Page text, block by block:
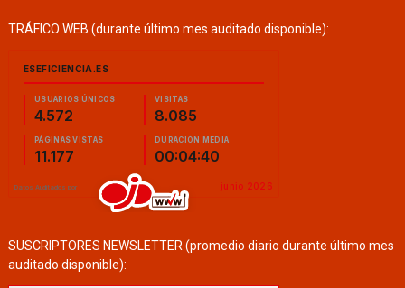
TRÁFICO WEB (durante último mes auditado disponible):
SUSCRIPTORES NEWSLETTER (promedio diario durante último mes
auditado disponible):